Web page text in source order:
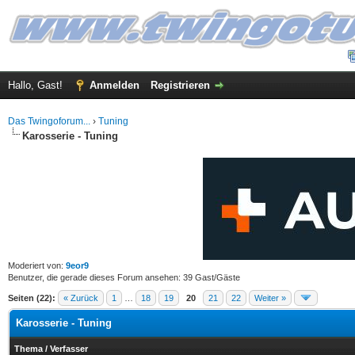
Hallo, Gast! Anmelden Registrieren
Das Twingoforum... › Tuning
Karosserie - Tuning
Moderiert von: 9eor9
Benutzer, die gerade dieses Forum ansehen: 39 Gast/Gäste
Seiten (22): « Zurück 1 18 19 20 21 22 Weiter »
Karosserie - Tuning
Thema / Verfasser